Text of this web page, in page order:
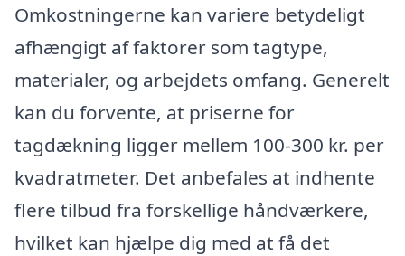
Omkostningerne kan variere betydeligt
afhængigt af faktorer som tagtype,
materialer, og arbejdets omfang. Generelt
kan du forvente, at priserne for
tagdækning ligger mellem 100-300 kr. per
kvadratmeter. Det anbefales at indhente
flere tilbud fra forskellige håndværkere,
hvilket kan hjælpe dig med at få det